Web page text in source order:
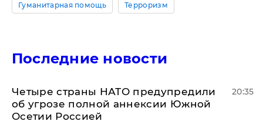
Гуманитарная помощь Терроризм
Последние новости
Четыре страны НАТО предупредили
об угрозе полной аннексии Южной
Осетии Россией
20:35